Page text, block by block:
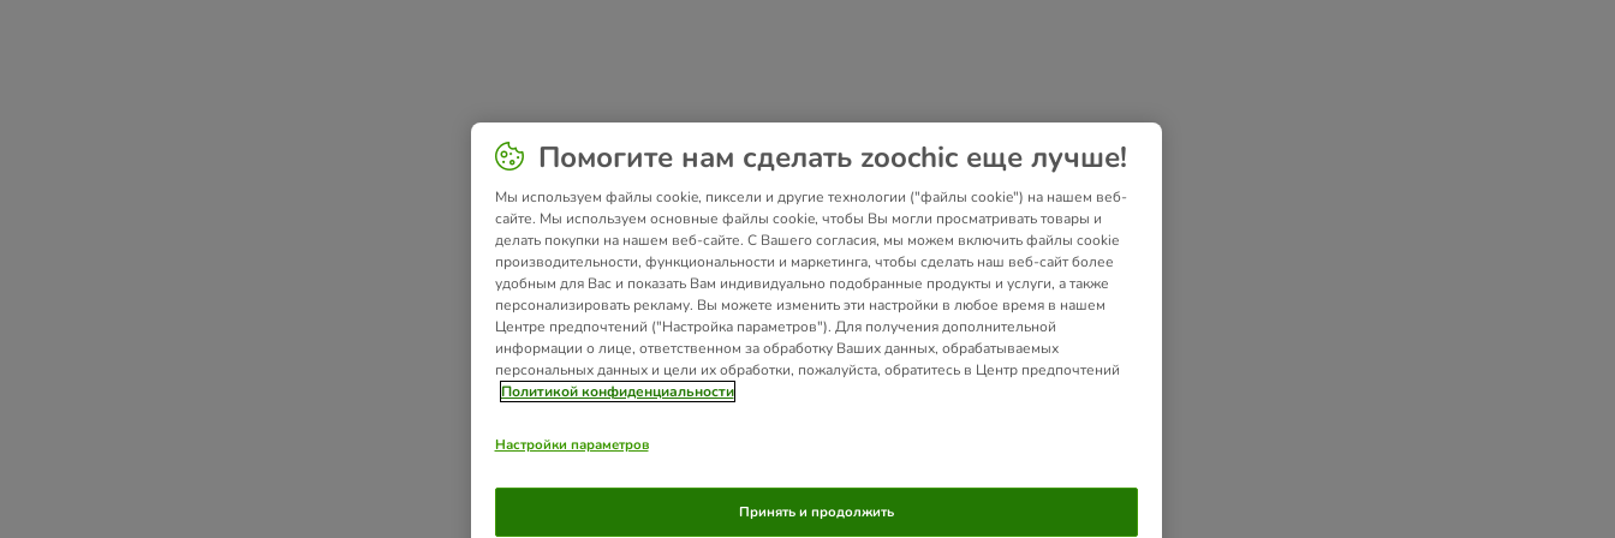
Помогите нам сделать zoochic еще лучше!
Мы используем файлы cookie, пиксели и другие технологии ("файлы cookie") на нашем веб-
сайте. Мы используем основные файлы cookie, чтобы Вы могли просматривать товары и
делать покупки на нашем веб-сайте. С Вашего согласия, мы можем включить файлы cookie
производительности, функциональности и маркетинга, чтобы сделать наш веб-сайт более
удобным для Вас и показать Вам индивидуально подобранные продукты и услуги, а также
персонализировать рекламу. Вы можете изменить эти настройки в любое время в нашем
Центре предпочтений ("Настройка параметров"). Для получения дополнительной
информации о лице, ответственном за обработку Ваших данных, обрабатываемых
персональных данных и цели их обработки, пожалуйста, обратитесь в Центр предпочтений
Политикой конфиденциальности
Настройки параметров
Принять и продолжить